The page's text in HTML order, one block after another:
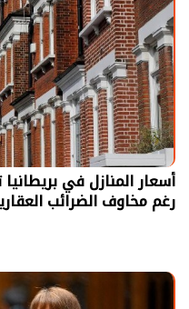
أسعار المنازل في
رغم مخاوف الضرائب